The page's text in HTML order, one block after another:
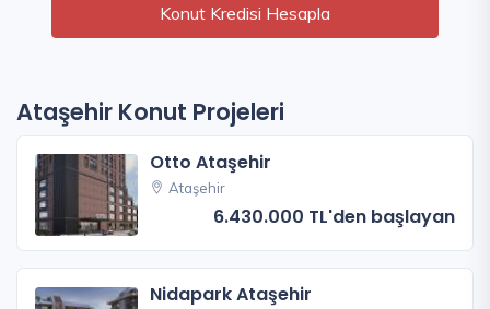
Konut Kredisi Hesapla
Ataşehir Konut Projeleri
Otto Ataşehir
Ataşehir
6.430.000 TL'den başlayan
Nidapark Ataşehir